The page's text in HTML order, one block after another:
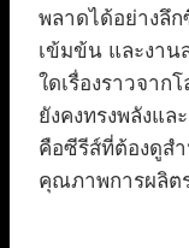
พลาดได้อย่างลึ
เข้มข้น และงาน
ใดเรื่องราวจาก
ยังคงทรงพลังแล
คือซีรีส์ที่ต้องดูส
คุณภาพการผลิต